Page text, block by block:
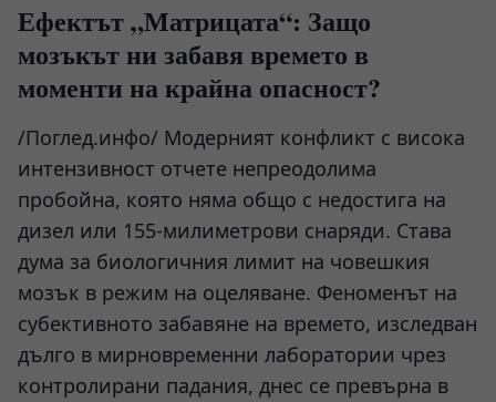
Ефектът „Матрицата“: Защо
мозъкът ни забавя времето в
моменти на крайна опасност?
/Поглед.инфо/ Модерният конфликт с висока
интензивност отчете непреодолима
пробойна, която няма общо с недостига на
дизел или 155-милиметрови снаряди. Става
дума за биологичния лимит на човешкия
мозък в режим на оцеляване. Феноменът на
субективното забавяне на времето, изследван
дълго в мирновременни лаборатории чрез
контролирани падания, днес се превърна в